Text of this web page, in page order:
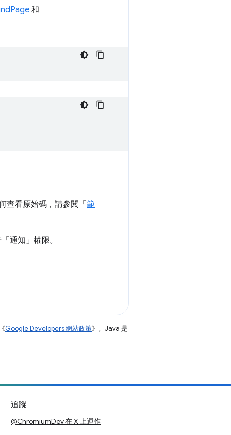
和
查看原始碼，請參閱「 範
通知」權限。
Google Developers 網站政策》。Java 是
追蹤
@ChromiumDev 在 X 上運作